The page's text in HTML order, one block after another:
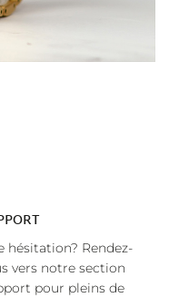
hésitation? Rendez-
vers notre section
pour pleins de